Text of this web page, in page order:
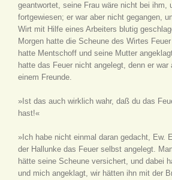
geantwortet, seine Frau wäre nicht bei ihm,
fortgewiesen; er war aber nicht gegangen,
Wirt mit Hilfe eines Arbeiters blutig
Morgen hatte die Scheune des Wirtes
hatte Mentschoff und seine Mutter
hatte das Feuer nicht angelegt, denn er war
einem Freunde.
»Ist das auch wirklich wahr, daß du das
hast!«
»Ich habe nicht einmal daran gedacht, Ew.
der Hallunke das Feuer selbst angelegt.
hätte seine Scheune versichert, und dabei
und mich angeklagt, wir hätten ihn mit der